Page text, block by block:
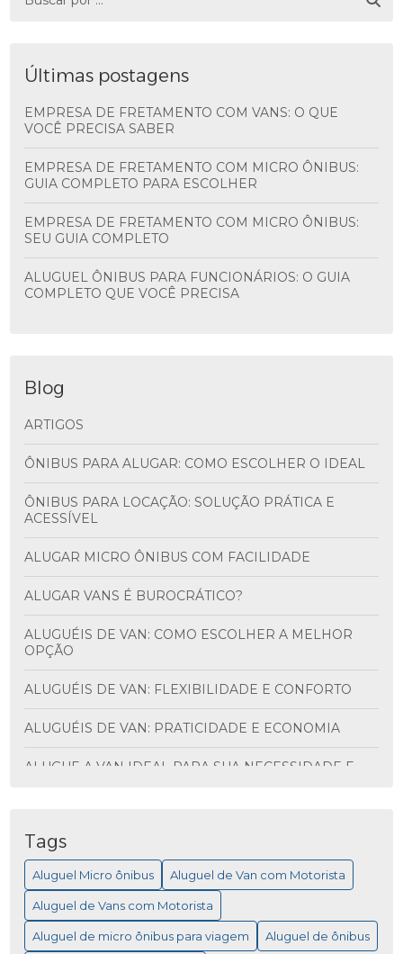
Últimas postagens
EMPRESA DE FRETAMENTO COM VANS: O QUE
VOCÊ PRECISA SABER
EMPRESA DE FRETAMENTO COM MICRO ÔNIBUS:
GUIA COMPLETO PARA ESCOLHER
EMPRESA DE FRETAMENTO COM MICRO ÔNIBUS:
SEU GUIA COMPLETO
ALUGUEL ÔNIBUS PARA FUNCIONÁRIOS: O GUIA
COMPLETO QUE VOCÊ PRECISA
Blog
ARTIGOS
ÔNIBUS PARA ALUGAR: COMO ESCOLHER O IDEAL
ÔNIBUS PARA LOCAÇÃO: SOLUÇÃO PRÁTICA E
ACESSÍVEL
ALUGAR MICRO ÔNIBUS COM FACILIDADE
ALUGAR VANS É BUROCRÁTICO?
ALUGUÉIS DE VAN: COMO ESCOLHER A MELHOR
OPÇÃO
ALUGUÉIS DE VAN: FLEXIBILIDADE E CONFORTO
ALUGUÉIS DE VAN: PRATICIDADE E ECONOMIA
ALUGUE A VAN IDEAL PARA SUA NECESSIDADE E
PRATICIDADE
ALUGUEL DE MICRO ÔNIBUS PARA EVENTOS
ALUGUEL DE MICRO ÔNIBUS: COMO ESCOLHER A
MELHOR OPÇÃO PARA SUA VIAGEM
Tags
Aluguel Micro ônibus Aluguel de Van com Motorista
Aluguel de Vans com Motorista
Aluguel de micro ônibus para viagem Aluguel de ônibus